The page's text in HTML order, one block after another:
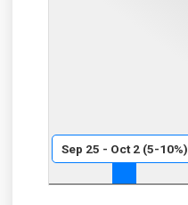
Sep 25 - Oct 2 (5-10%)